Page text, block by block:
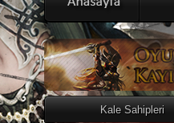
Kale Sahipleri